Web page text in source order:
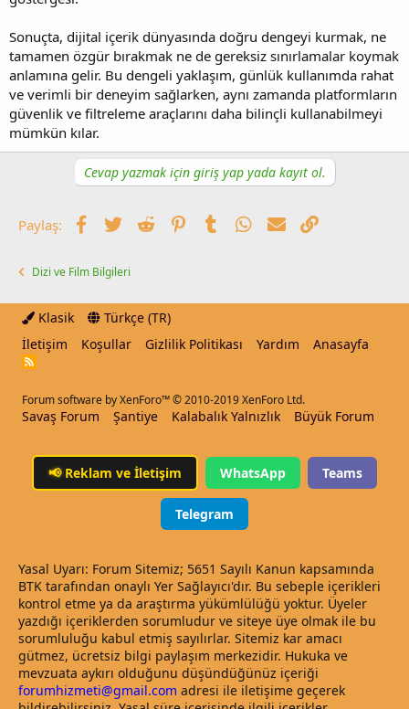
Sonuçta, dijital içerik dünyasında doğru dengeyi kurmak, ne
tamamen özgür bırakmak ne de gereksiz sınırlamalar koymak
anlamına gelir. Bu dengeli yaklaşım, günlük kullanımda rahat
ve verimli bir deneyim sağlarken, aynı zamanda platformların
güvenlik ve filtreleme araçlarını daha bilinçli kullanabilmeyi
mümkün kılar.
Cevap yazmak için giriş yap yada kayıt ol.
Paylaş: Facebook
TwitterReddit PinterestTumblrWhatsApp
E-postaLink
Dizi ve Film Bilgileri
Klasik
Türkçe (TR)
İletişim
Koşullar Gizlilik Politikası Yardım Anasayfa
R
Forum software by XenForo™© 2010-2019 XenForo Ltd.
Savaş Forum Şantiye Kalabalık Yalnızlık Büyük Forum
📢Reklam ve İletişim WhatsApp Teams
Telegram
Yasal Uyarı: Forum Sitemiz; 5651 Sayılı Kanun kapsamında
BTK tarafından onaylı Yer Sağlayıcı'dır. Bu sebeple içerikleri
kontrol etme ya da araştırma yükümlülüğü yoktur. Üyeler
yazdığı içeriklerden sorumludur ve siteye üye olmak ile bu
sorumluluğu kabul etmiş sayılırlar. Sitemiz kar amacı
gütmez, ücretsiz bilgi paylaşım merkezidir. Hukuka ve
mevzuata aykırı olduğunu düşündüğünüz içeriği
forumhizmeti@gmail.com adresi ile iletişime geçerek